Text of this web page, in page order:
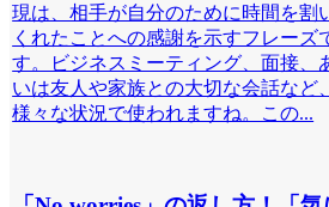
現は、相手が自分のために時間を割
くれたことへの感謝を示すフレーズ
す。ビジネスミーティング、面接、
いは友人や家族との大切な会話など、
様々な状況で使われますね。この...